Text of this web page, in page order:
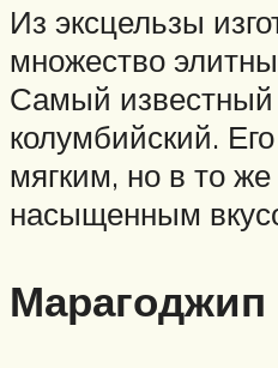
Из эксцельзы
множество
Самый известный
колумбийский.
мягким, но в то
насыщенным
Марагоджип